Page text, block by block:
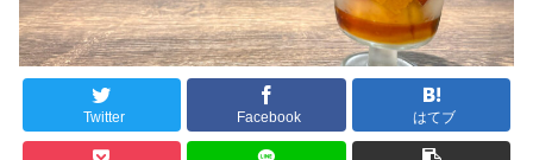
Twitter Facebook はてブ